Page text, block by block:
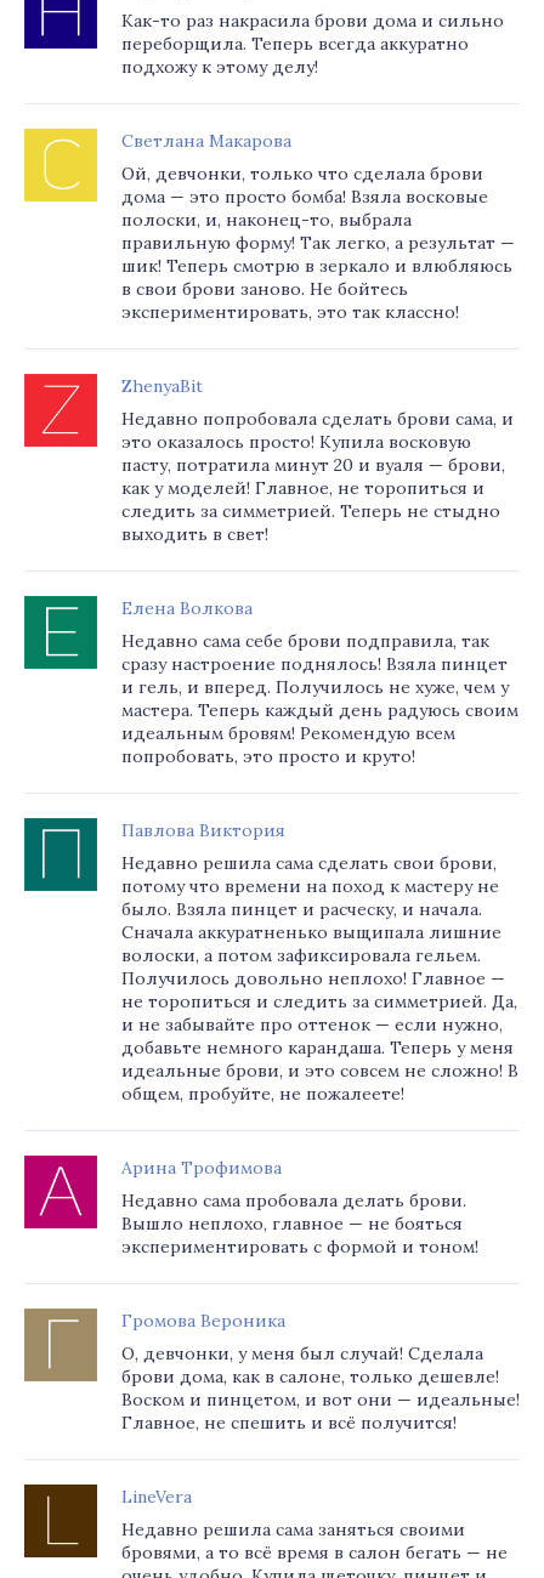
Как-то раз накрасила брови дома и сильно
переборщила. Теперь всегда аккуратно
подхожу к этому делу!
Светлана Макарова
Ой, девчонки, только что сделала брови
дома — это просто бомба! Взяла восковые
полоски, и, наконец-то, выбрала
правильную форму! Так легко, а результат —
шик! Теперь смотрю в зеркало и влюбляюсь
в свои брови заново. Не бойтесь
экспериментировать, это так классно!
ZhenyaBit
Недавно попробовала сделать брови сама, и
это оказалось просто! Купила восковую
пасту, потратила минут 20 и вуаля — брови,
как у моделей! Главное, не торопиться и
следить за симметрией. Теперь не стыдно
выходить в свет!
Елена Волкова
Недавно сама себе брови подправила, так
сразу настроение поднялось! Взяла пинцет
и гель, и вперед. Получилось не хуже, чем у
мастера. Теперь каждый день радуюсь своим
идеальным бровям! Рекомендую всем
попробовать, это просто и круто!
Павлова Виктория
Недавно решила сама сделать свои брови,
потому что времени на поход к мастеру не
было. Взяла пинцет и расческу, и начала.
Сначала аккуратненько выщипала лишние
волоски, а потом зафиксировала гельем.
Получилось довольно неплохо! Главное —
не торопиться и следить за симметрией. Да,
и не забывайте про оттенок — если нужно,
добавьте немного карандаша. Теперь у меня
идеальные брови, и это совсем не сложно! В
общем, пробуйте, не пожалеете!
Арина Трофимова
Недавно сама пробовала делать брови.
Вышло неплохо, главное — не бояться
экспериментировать с формой и тоном!
Громова Вероника
О, девчонки, у меня был случай! Сделала
брови дома, как в салоне, только дешевле!
Воском и пинцетом, и вот они — идеальные!
Главное, не спешить и всё получится!
LineVera
Недавно решила сама заняться своими
бровями, а то всё время в салон бегать — не